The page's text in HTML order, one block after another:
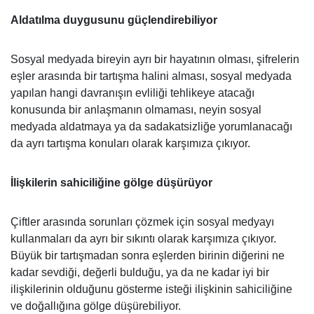
Aldatılma duygusunu güçlendirebiliyor
Sosyal medyada bireyin ayrı bir hayatının olması, şifrelerin
eşler arasında bir tartışma halini alması, sosyal medyada
yapılan hangi davranışın evliliği tehlikeye atacağı
konusunda bir anlaşmanın olmaması, neyin sosyal
medyada aldatmaya ya da sadakatsizliğe yorumlanacağı
da ayrı tartışma konuları olarak karşımıza çıkıyor.
İlişkilerin sahiciliğine gölge düşürüyor
Çiftler arasında sorunları çözmek için sosyal medyayı
kullanmaları da ayrı bir sıkıntı olarak karşımıza çıkıyor.
Büyük bir tartışmadan sonra eşlerden birinin diğerini ne
kadar sevdiği, değerli bulduğu, ya da ne kadar iyi bir
ilişkilerinin olduğunu gösterme isteği ilişkinin sahiciliğine
ve doğallığına gölge düşürebiliyor.